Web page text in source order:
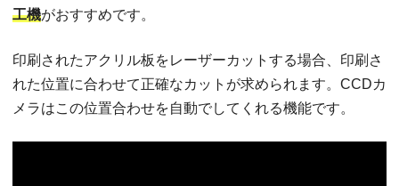
工機がおすすめです。
印刷されたアクリル板をレーザーカットする場合、印刷さ
れた位置に合わせて正確なカットが求められます。CCDカ
メラはこの位置合わせを自動でしてくれる機能です。